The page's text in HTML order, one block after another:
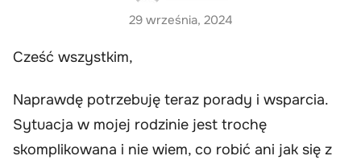
29 września, 2024
Cześć wszystkim,
Naprawdę potrzebuję teraz porady i wsparcia.
Sytuacja w mojej rodzinie jest trochę
skomplikowana i nie wiem, co robić ani jak się z